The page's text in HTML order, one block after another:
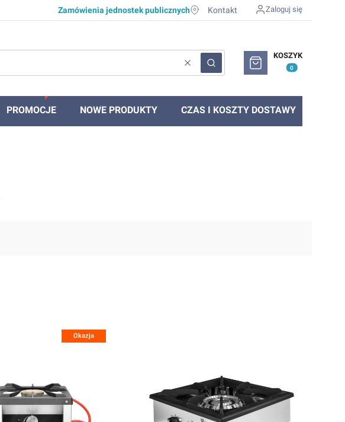
Zamówienia jednostek publicznych Kontakt Zaloguj się
WyczyśćSzukaj
Produkty w koszyku: 0.
KOSZYK
PROMOCJE NOWE PRODUKTY CZAS I KOSZTY DOSTAWY
Okazja